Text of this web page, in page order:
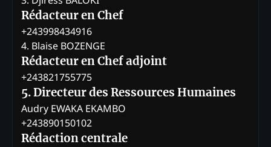
Rédacteur en Chef
+243998434916
4. Blaise BOZENGE
Rédacteur en Chef adjoint
+243821755775
5. Directeur des Ressources Humaines
Audry EWAKA EKAMBO
+243890150102
Rédaction centrale